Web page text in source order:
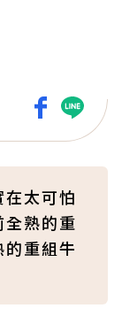
太可怕
全熟的重
重組牛